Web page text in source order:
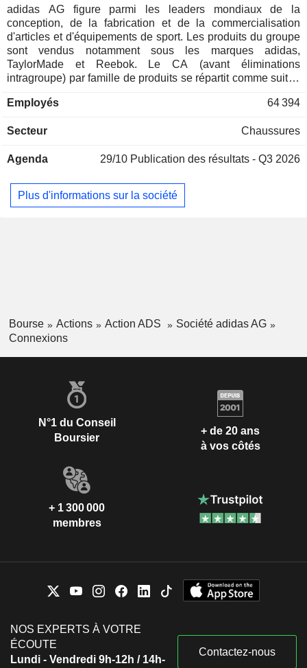
adidas AG figure parmi les leaders mondiaux de la
conception, de la fabrication et de la commercialisation
d'articles et d'équipements de sport. Les produits du groupe
sont vendus notamment sous les marques adidas,
TaylorMade et Reebok. Le CA (avant éliminations
intragroupe) par famille de produits se répartit comme suit : -
de sport (7,3%) : équipements de golf (clubs de golf, balles,
Maxfli), sacs, ballons, etc. A fin 2025, la commercialisation
magasins dans le monde. La répartition géographique du
(20,5%), Chine (14,6%), Amérique latine (11,8%), Japon et
Corée du Sud (5,9%) et autres (14,1%).
Employés 64 394
Secteur Chaussures
Agenda 29/10 Publication des résultats - Q3 2026
Plus d'informations sur la société
Bourse Actions Action ADS
Société adidas AG
Connexions
N°1 du Conseil
Boursier
+ de 20 ans
à vos côtés
+ 1 300 000
membres
NOS EXPERTS À VOTRE
ÉCOUTE
Lundi - Vendredi 9h-12h / 14h-
Contactez-nous